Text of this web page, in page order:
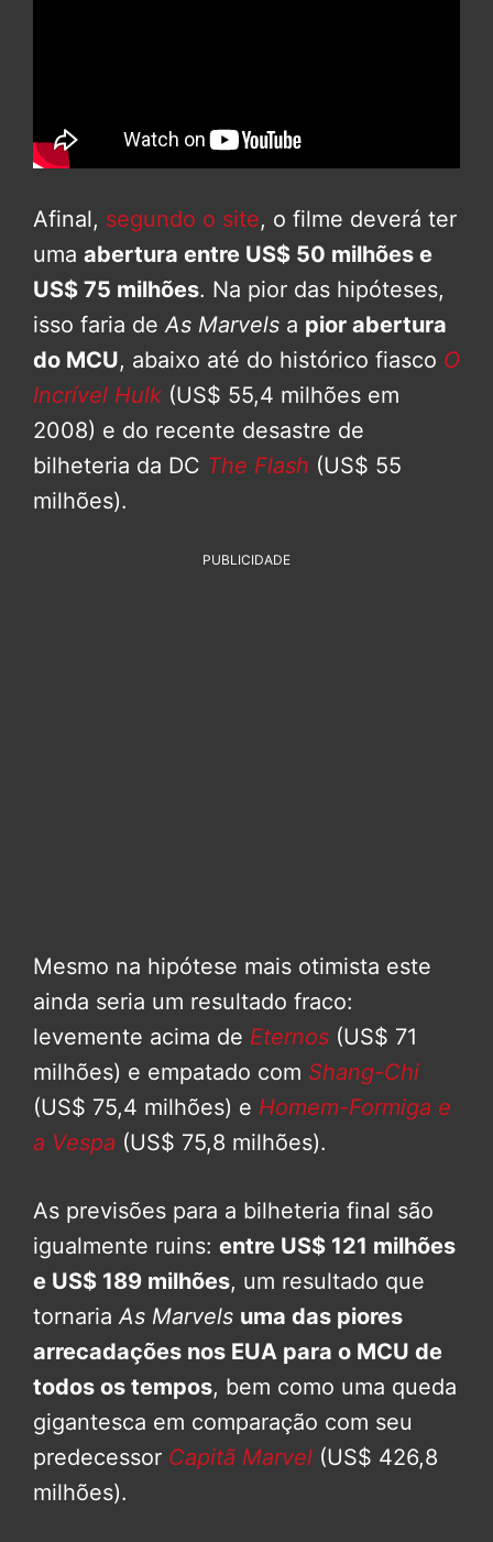
Afinal, segundo o site, o filme deverá ter
uma abertura entre US$ 50 milhões e
US$ 75 milhões. Na pior das hipóteses,
isso faria deAs Marvels a pior abertura
do MCU, abaixo até do histórico fiasco O
Incrível Hulk (US$ 55,4 milhões em
2008) e do recente desastre de
bilheteria da DC The Flash (US$ 55
milhões).
PUBLICIDADE
Mesmo na hipótese mais otimista este
ainda seria um resultado fraco:
levemente acima de Eternos (US$ 71
milhões) e empatado com Shang-Chi
(US$ 75,4 milhões) e Homem-Formiga e
a Vespa (US$ 75,8 milhões).
As previsões para a bilheteria final são
igualmente ruins: entre US$ 121 milhões
e US$ 189 milhões, um resultado que
tornariaAs Marvels uma das piores
arrecadações nos EUA para o MCU de
todos os tempos, bem como uma queda
gigantesca em comparação com seu
predecessor Capitã Marvel (US$ 426,8
milhões).